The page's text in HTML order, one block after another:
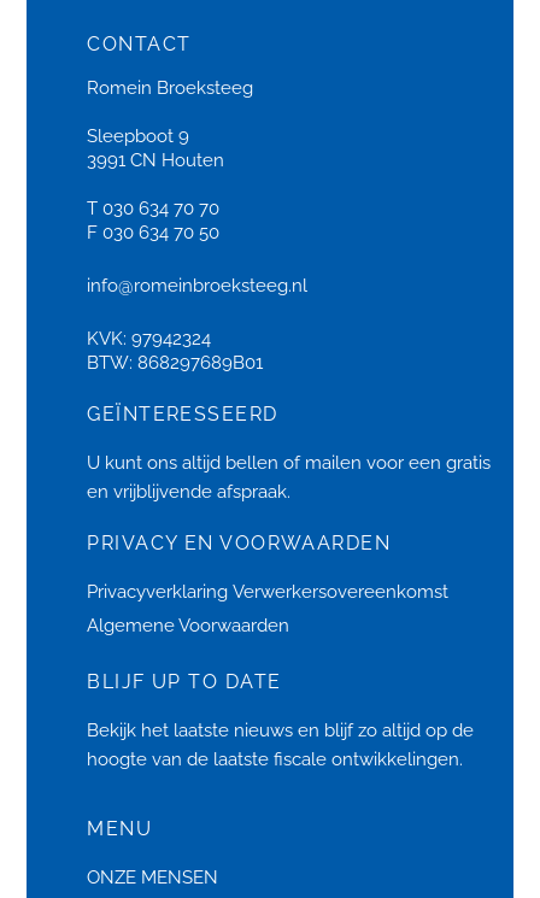
CONTACT
Romein Broeksteeg
Sleepboot 9
3991 CN Houten
T 030 634 70 70
F 030 634 70 50
info@romeinbroeksteeg.nl
KVK: 97942324
BTW: 868297689B01
GEÏNTERESSEERD
U kunt ons altijd bellen of mailen voor een gratis
en vrijblijvende afspraak.
PRIVACY EN VOORWAARDEN
Privacyverklaring Verwerkersovereenkomst
Algemene Voorwaarden
BLIJF UP TO DATE
Bekijk het laatste nieuws en blijf zo altijd op de
hoogte van de laatste fiscale ontwikkelingen.
MENU
ONZE MENSEN